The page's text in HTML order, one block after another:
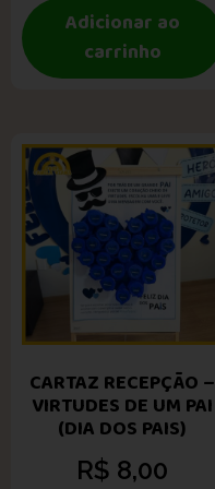
Adicionar ao
carrinho
CARTAZ RECEPÇÃO –
VIRTUDES DE UM PAI
(DIA DOS PAIS)
R$ 8,00